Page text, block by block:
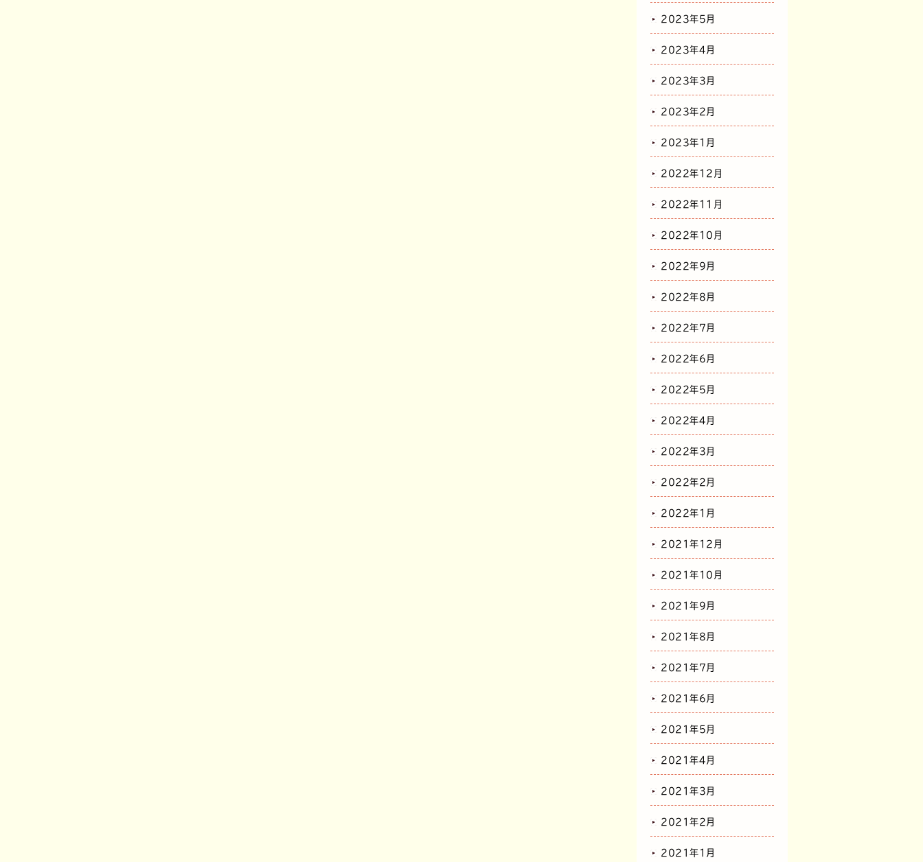
2023年5月
2023年4月
2023年3月
2023年2月
2023年1月
2022年12月
2022年11月
2022年10月
2022年9月
2022年8月
2022年7月
2022年6月
2022年5月
2022年4月
2022年3月
2022年2月
2022年1月
2021年12月
2021年10月
2021年9月
2021年8月
2021年7月
2021年6月
2021年5月
2021年4月
2021年3月
2021年2月
2021年1月